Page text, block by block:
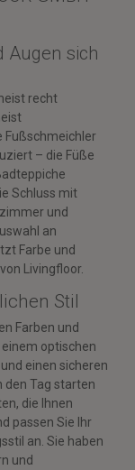
Augen sich
recht
Fußschmeichler
– die Füße
Schluss mit
und
an
Farbe und
Livingfloor.
Stil
Farben und
einem optischen
einen sicheren
den Tag starten
die Ihnen
passen Sie Ihr
an. Sie haben
und